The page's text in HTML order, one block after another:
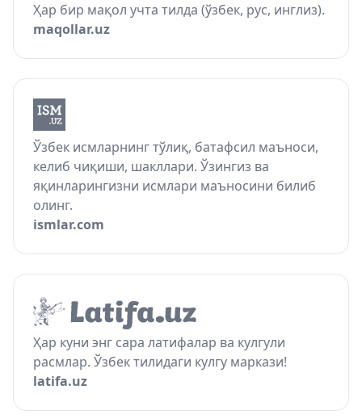
Ҳар бир мақол учта тилда (ўзбек, рус, инглиз).
maqollar.uz
Ўзбек исмларнинг тўлиқ, батафсил маъноси,
келиб чиқиши, шакллари. Ўзингиз ва
яқинларингизни исмлари маъносини билиб
олинг.
ismlar.com
Ҳар куни энг сара латифалар ва кулгули
расмлар. Ўзбек тилидаги кулгу маркази!
latifa.uz